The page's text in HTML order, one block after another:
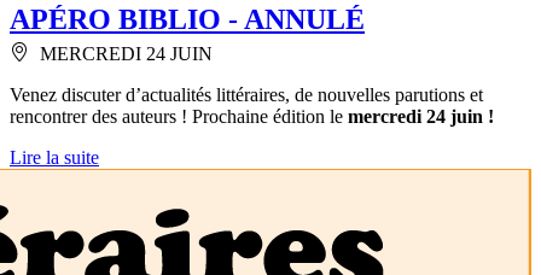
APÉRO BIBLIO - ANNULÉ
MERCREDI 24 JUIN
Venez discuter d’actualités littéraires, de nouvelles parutions et
rencontrer des auteurs ! Prochaine édition le mercredi 24 juin !
Lire la suite